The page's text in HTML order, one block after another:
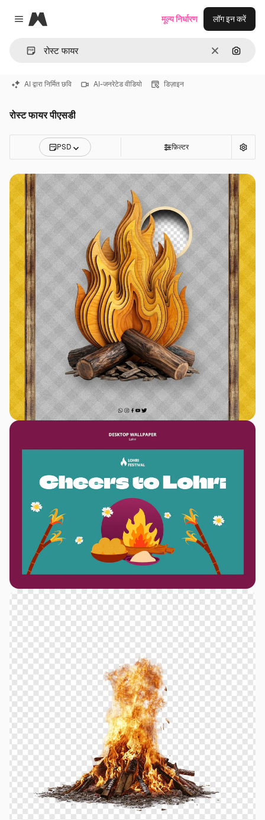
Close menu
Magnific
साफ़ इमेज से
मूल्य निर्धारण लॉग इन करें
AI द्वारा निर्मित छवि AI-जनरेटेड वीडियो डिज़ाइन
रोस्ट फायर पीएसडी
PSD फ़िल्टर